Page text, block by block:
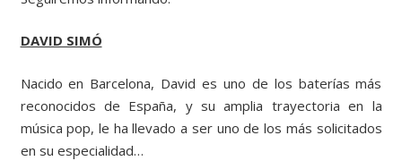
DAVID SIMÓ
Nacido en Barcelona, David es uno de los baterías más
reconocidos de España, y su amplia trayectoria en la
música pop, le ha llevado a ser uno de los más solicitados
en su especialidad…